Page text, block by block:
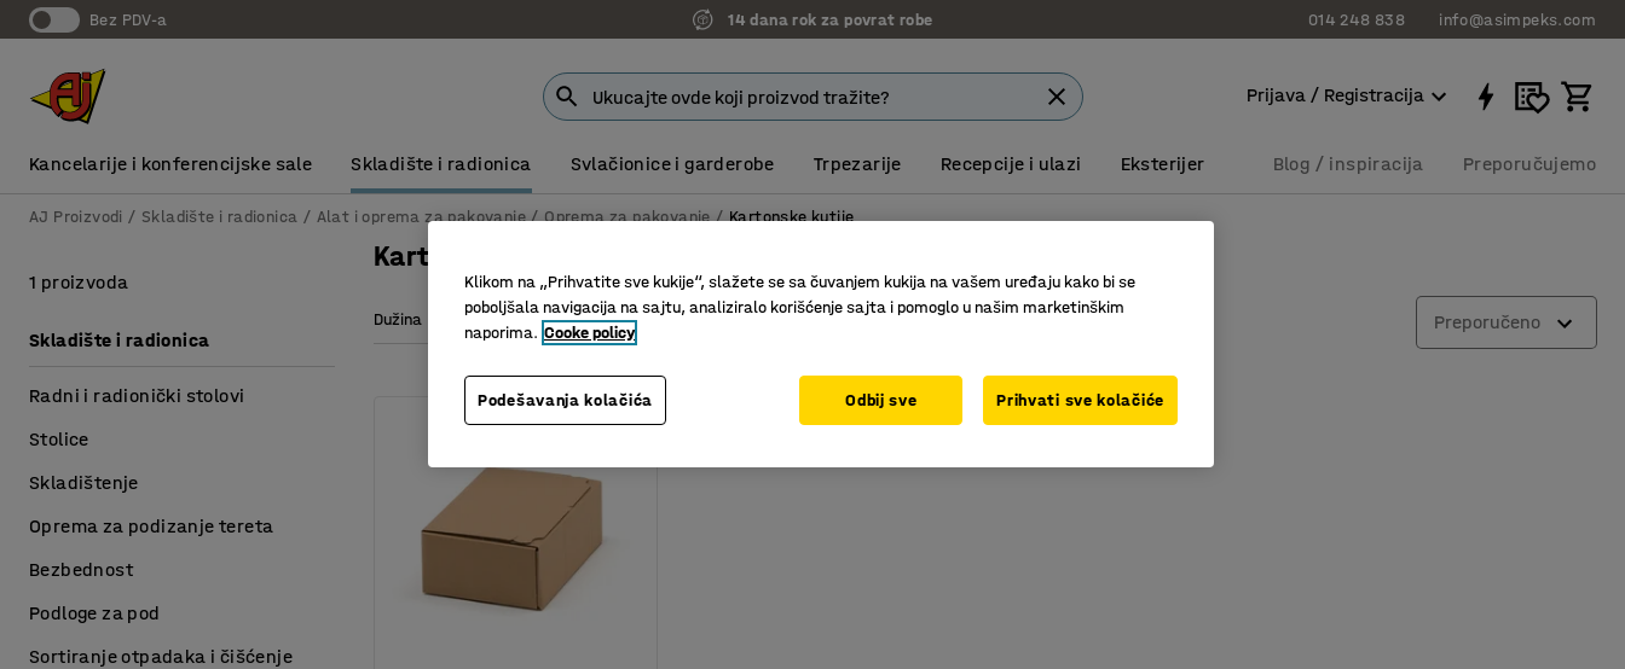
bez PDV-a 14 dana rok za povrat robe 014 248 838 info@asimpeks.com
Prijava / Registracija
Kancelarije i konferencijske sale Skladište i radionica Svlačionice i garderobe Trpezarije Recepcije i ulazi Eksterijer Blog / inspiracija Preporučujemo
AJ Proizvodi Skladište i radionica Alat i oprema za pakovanje Oprema za pakovanje Kartonske kutije
Kartonske kutije
Dužina Širina Broj komada u pakovanju Preporučeno
1 proizvoda
Skladište i radionica
Radni i radionički stolovi
Stolice
Skladištenje
Oprema za podizanje tereta
Bezbednost
Podloge za pod
Sortiranje otpadaka i čišćenje
Klikom na „Prihvatite sve kukije“, slažete se sa čuvanjem kukija na vašem uređaju kako bi se
poboljšala navigacija na sajtu, analiziralo korišćenje sajta i pomoglo u našim marketinškim
naporima. Cooke policy
Podešavanja kolačića Odbij sve Prihvati sve kolačiće